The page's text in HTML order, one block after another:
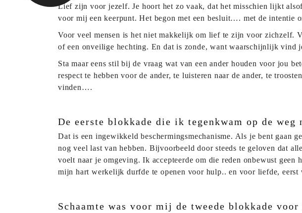
Lief zijn voor jezelf. Je hoort het zo vaak, dat het misschien lijkt
voor mij een keerpunt. Het begon met een besluit…. met de intentie
Voor veel mensen is het niet makkelijk om lief te zijn voor zichzelf.
of een onveilige hechting. En dat is zonde, want waarschijnlijk vind
Sta maar eens stil bij de vraag wat van een ander houden voor jou
respect te hebben voor de ander, te luisteren naar de ander, te
vinden….
De eerste blokkade die ik tegenkwam op de
Dat is een ingewikkeld beschermingsmechanisme. Als je bent gaan
nog veel last van hebben. Bijvoorbeeld door steeds te geloven dat
voelt naar je omgeving. Ik accepteerde om die reden onbewust
mijn hart werkelijk durfde te openen voor hulp.. en voor liefde,
Schaamte was voor mij de tweede blokkade